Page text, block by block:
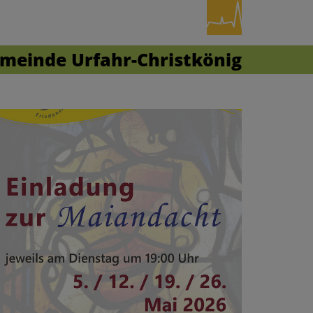
Urfahr-Christkönig